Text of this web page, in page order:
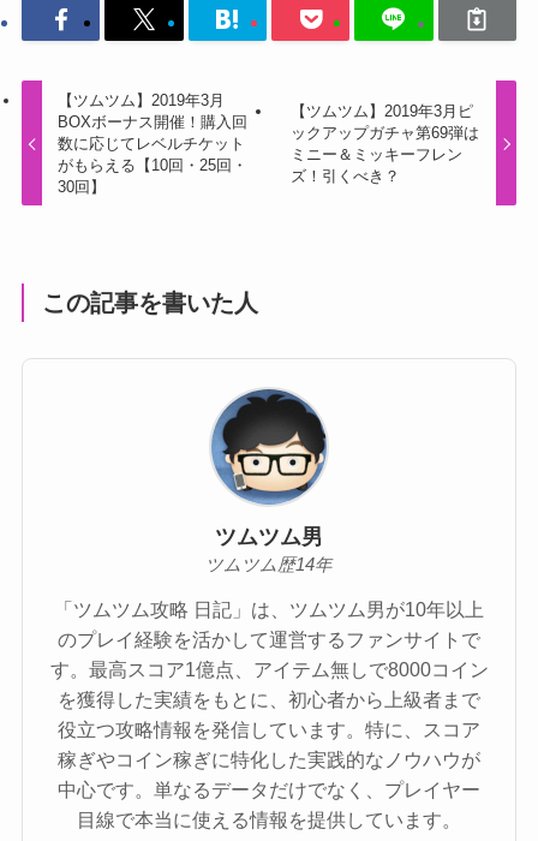
【ツムツム】2019年3月
BOXボーナス開催！購入回
数に応じてレベルチケット
がもらえる【10回・25回・
30回】
【ツムツム】2019年3月ピ
ックアップガチャ第69弾は
ミニー＆ミッキーフレン
ズ！引くべき？
この記事を書いた人
ツムツム男
ツムツム歴14年
「ツムツム攻略 日記」は、ツムツム男が10年以上
のプレイ経験を活かして運営するファンサイトで
す。最高スコア1億点、アイテム無しで8000コイン
を獲得した実績をもとに、初心者から上級者まで
役立つ攻略情報を発信しています。特に、スコア
稼ぎやコイン稼ぎに特化した実践的なノウハウが
中心です。単なるデータだけでなく、プレイヤー
目線で本当に使える情報を提供しています。